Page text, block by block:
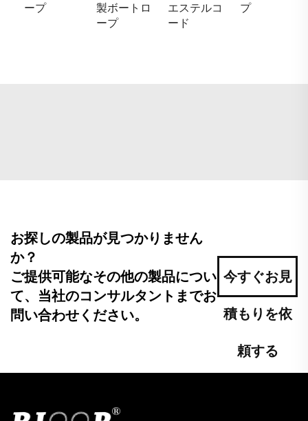
ープ
製ボートロ
ープ
エステルコ
ード
プ
お探しの製品が見つかりません
か？
ご提供可能なその他の製品につい
て、当社のコンサルタントまでお
問い合わせください。
今すぐお見
積もりを依
頼する